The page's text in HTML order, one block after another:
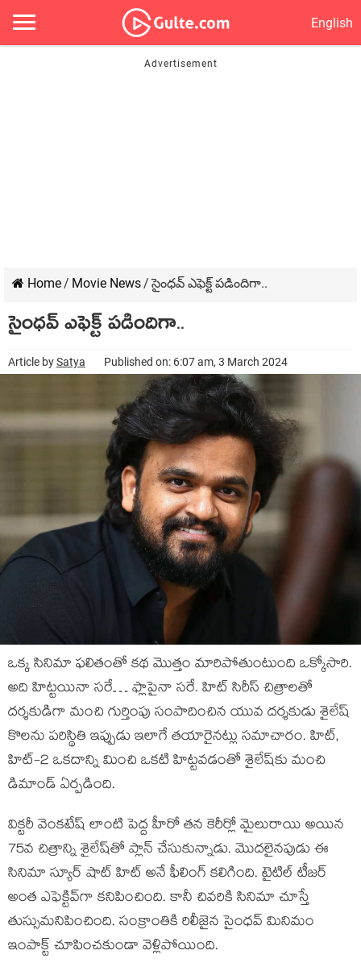
English
Home/ Movie News/ సైంధ‌వ్ ఎఫెక్ట్ ప‌డిందిగా..
సైంధ‌వ్ ఎఫెక్ట్ ప‌డిందిగా..
Article bySatya Published on: 6:07 am, 3 March 2024
ఒక్క సినిమా ఫ‌లితంతో క‌థ మొత్తం మారిపోతుంటుంది ఒక్కోసారి.
అది హిట్ట‌యినా స‌రే… ఫ్లాపైనా స‌రే. హిట్ సిరీస్ చిత్రాల‌తో
ద‌ర్శ‌కుడిగా మంచి గుర్తింపు సంపాదించిన యువ ద‌ర్శ‌కుడు శైలేష్
కొల‌ను ప‌రిస్థితి ఇప్పుడు ఇలాగే త‌యారైన‌ట్లు స‌మాచారం. హిట్,
హిట్-2 ఒక‌దాన్ని మించి ఒక‌టి హిట్ట‌వ‌డంతో శైలేష్‌కు మంచి
డిమాండ్ ఏర్ప‌డింది.
విక్ట‌రీ వెంక‌టేష్ లాంటి పెద్ద హీరో త‌న కెరీర్లో మైలురాయి అయిన
75వ చిత్రాన్ని శైలేష్‌తో ప్లాన్ చేసుకున్నాడు. మొద‌లైన‌పుడు ఈ
సినిమా స్యూర్ షాట్ హిట్ అనే ఫీలింగ్ క‌లిగింది. టైటిల్ టీజ‌ర్
అంత ఎఫెక్టివ్‌గా క‌నిపించింది. కానీ చివ‌రికి సినిమా చూస్తే
తుస్సుమ‌నిపించింది. సంక్రాంతికి రిలీజైన సైంధ‌వ్ మినిమం
ఇంపాక్ట్ చూపించ‌కుండా వెళ్లిపోయింది.